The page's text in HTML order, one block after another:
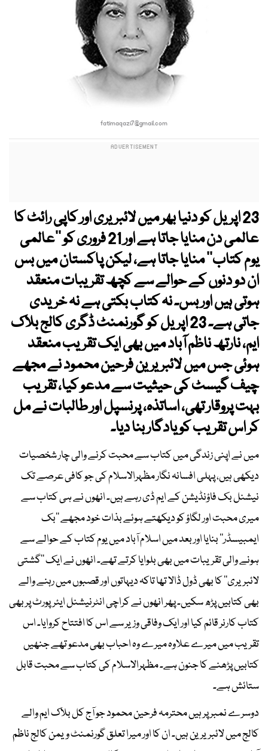
fatimaqazi7@gmail.com
23 اپریل کو دنیا بھر میں لائبریری اور کاپی رائٹ کا
عالمی دن منایا جاتا ہے اور 21 فروری کو ’’عالمی
یوم کتاب‘‘ منایا جاتا ہے، لیکن پاکستان میں بس
ان دو دنوں کے حوالے سے کچھ تقریبات منعقد
ہوتی ہیں اور بس۔ نہ کتاب بکتی ہے نہ خریدی
جاتی ہے۔ 23 اپریل کو گورنمنٹ ڈگری کالج بلاک
ایم، نارتھ ناظم آباد میں بھی ایک تقریب منعقد
ہوئی جس میں لائبریرین فرحین محمود نے مجھے
چیف گیسٹ کی حیثیت سے مدعو کیا، تقریب
بہت پروقار تھی، اساتذہ، پرنسپل اور طالبات نے مل
کر اس تقریب کو یادگار بنا دیا۔
میں نے اپنی زندگی میں کتاب سے محبت کرنے والی چار شخصیات
دیکھی ہیں، پہلی افسانہ نگار مظہرالاسلام کی جو کافی عرصے تک
نیشنل بک فاؤنڈیشن کے ایم ڈی رہے ہیں۔ انھوں نے ہی کتاب سے
میری محبت اور لگاؤ کو دیکھتے ہوئے بذات خود مجھے ’’بک
ایمبیسڈر‘‘ بنایا اور بعد میں اسلام آباد میں یوم کتاب کے حوالے سے
ہونے والی تقریبات میں بھی بلوایا کرتے تھے۔ انھوں نے ایک ’’گشتی
لائبریری‘‘ کا بھی ڈول ڈالا تھا تاکہ دیہاتوں اور قصبوں میں رہنے والے
بھی کتابیں پڑھ سکیں۔ پھر انھوں نے کراچی انٹرنیشنل ایئرپورٹ پر بھی
کتاب کارنر قائم کیا اور ایک وفاقی وزیر سے اس کا افتتاح کروایا۔ اس
تقریب میں میرے علاوہ میرے وہ احباب بھی مدعو تھے جنھیں
کتابیں پڑھنے کا جنون ہے۔ مظہرالاسلام کی کتاب سے محبت قابل
ستائش ہے۔
دوسرے نمبر پر ہیں محترمہ فرحین محمود جو آج کل بلاک ایم والے
کالج میں لائبریرین ہیں۔ ان کا اور میرا تعلق گورنمنٹ ویمن کالج ناظم